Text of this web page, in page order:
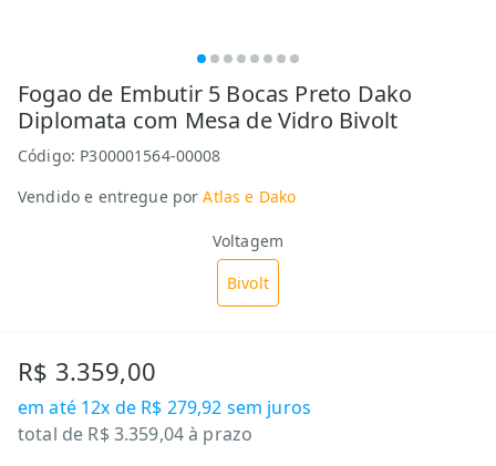
Fogao de Embutir 5 Bocas Preto Dako
Diplomata com Mesa de Vidro Bivolt
Código: P300001564-00008
Vendido e entregue por Atlas e Dako
Voltagem
Bivolt
R$ 3.359,00
em até 12x de R$ 279,92 sem juros
total de R$ 3.359,04à prazo